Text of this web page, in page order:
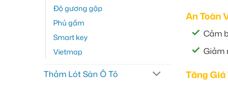
Độ gương gập
Phủ gầm
Smart key
Vietmap
Thảm Lót Sàn Ô Tô
An Toàn
Cảm
Giảm
Tăng Giá